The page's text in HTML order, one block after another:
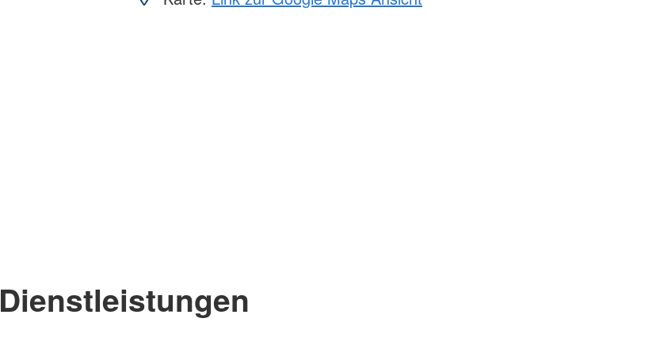
Dienstleistungen